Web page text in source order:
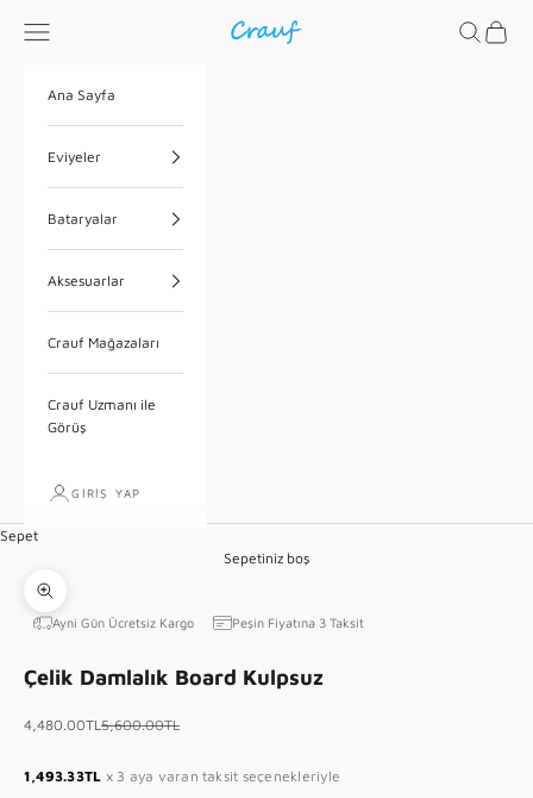
Crauf
Menü Ara Sepet
Ana Sayfa
Eviyeler
Bataryalar
Aksesuarlar
Crauf Mağazaları
Crauf Uzmanı ile
Görüş
GIRIŞ YAP
Sepet
Sepetiniz boş
Yakınlaştır
Ayni Gün Ücretsiz Kargo Peşin Fiyatına 3 Taksit
Çelik Damlalık Board Kulpsuz
İndirimli fiyat
4,480.00TLNormal fiyat
5,600.00TL
1,493.33TL x 3 aya varan taksit seçenekleriyle